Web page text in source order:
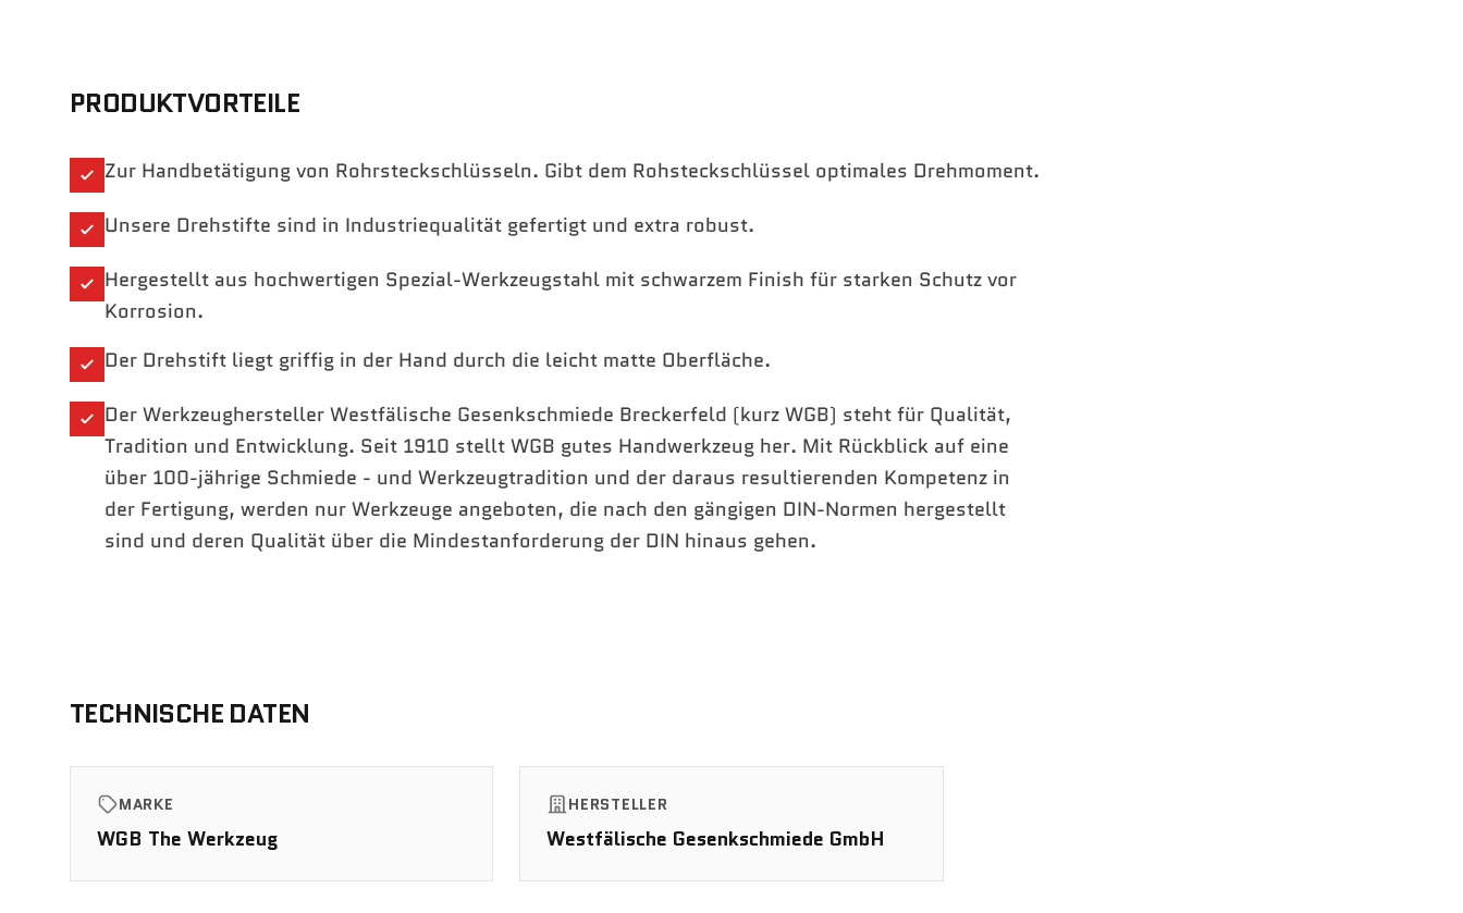
PRODUKTVORTEILE
Zur Handbetätigung von Rohrsteckschlüsseln. Gibt dem Rohsteckschlüssel optimales Drehmoment.
Unsere Drehstifte sind in Industriequalität gefertigt und extra robust.
Hergestellt aus hochwertigen Spezial-Werkzeugstahl mit schwarzem Finish für starken Schutz vor
Korrosion.
Der Drehstift liegt griffig in der Hand durch die leicht matte Oberfläche.
Der Werkzeughersteller Westfälische Gesenkschmiede Breckerfeld (kurz WGB) steht für Qualität,
Tradition und Entwicklung. Seit 1910 stellt WGB gutes Handwerkzeug her. Mit Rückblick auf eine
über 100-jährige Schmiede - und Werkzeugtradition und der daraus resultierenden Kompetenz in
der Fertigung, werden nur Werkzeuge angeboten, die nach den gängigen DIN-Normen hergestellt
sind und deren Qualität über die Mindestanforderung der DIN hinaus gehen.
TECHNISCHE DATEN
MARKE
WGB The Werkzeug
HERSTELLER
Westfälische Gesenkschmiede GmbH